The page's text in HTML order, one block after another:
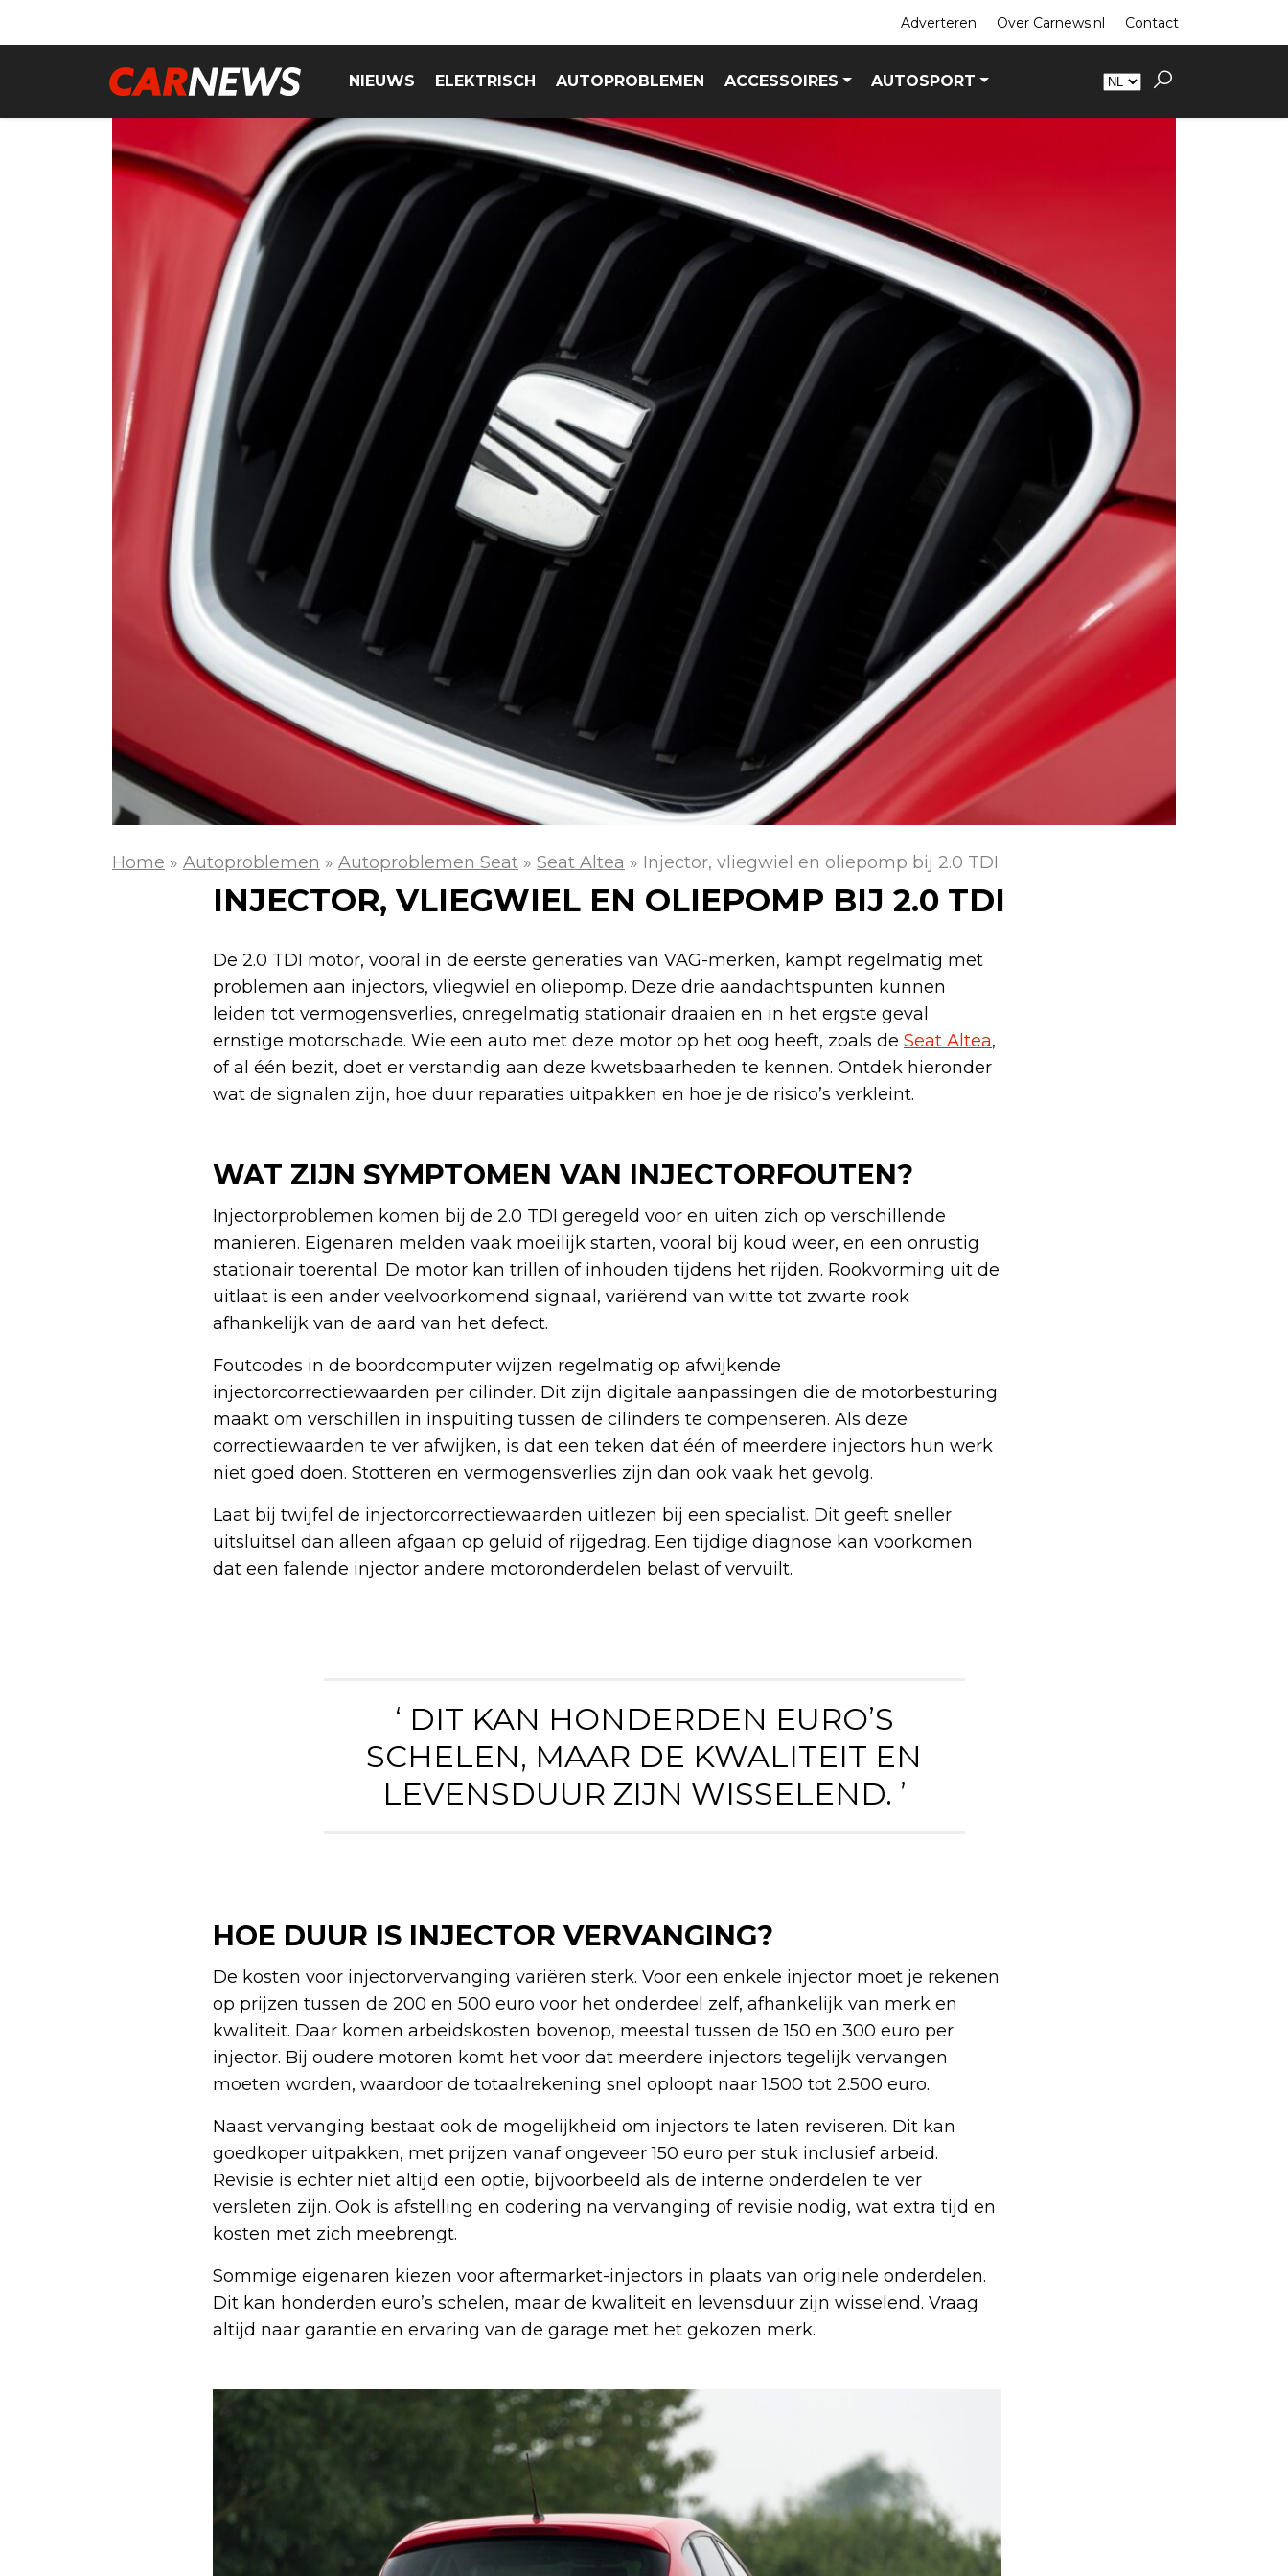
Adverteren Over Carnews.nl Contact
NIEUWS ELEKTRISCH AUTOPROBLEMEN ACCESSOIRES AUTOSPORT
Home » Autoproblemen » Autoproblemen Seat » Seat Altea » Injector, vliegwiel en oliepomp bij 2.0 TDI
INJECTOR, VLIEGWIEL EN OLIEPOMP BIJ 2.0 TDI
De 2.0 TDI motor, vooral in de eerste generaties van VAG-merken, kampt regelmatig met
problemen aan injectors, vliegwiel en oliepomp. Deze drie aandachtspunten kunnen
leiden tot vermogensverlies, onregelmatig stationair draaien en in het ergste geval
ernstige motorschade. Wie een auto met deze motor op het oog heeft, zoals de Seat Altea,
of al één bezit, doet er verstandig aan deze kwetsbaarheden te kennen. Ontdek hieronder
wat de signalen zijn, hoe duur reparaties uitpakken en hoe je de risico’s verkleint.
WAT ZIJN SYMPTOMEN VAN INJECTORFOUTEN?
Injectorproblemen komen bij de 2.0 TDI geregeld voor en uiten zich op verschillende
manieren. Eigenaren melden vaak moeilijk starten, vooral bij koud weer, en een onrustig
stationair toerental. De motor kan trillen of inhouden tijdens het rijden. Rookvorming uit de
uitlaat is een ander veelvoorkomend signaal, variërend van witte tot zwarte rook
afhankelijk van de aard van het defect.
Foutcodes in de boordcomputer wijzen regelmatig op afwijkende
injectorcorrectiewaarden per cilinder. Dit zijn digitale aanpassingen die de motorbesturing
maakt om verschillen in inspuiting tussen de cilinders te compenseren. Als deze
correctiewaarden te ver afwijken, is dat een teken dat één of meerdere injectors hun werk
niet goed doen. Stotteren en vermogensverlies zijn dan ook vaak het gevolg.
Laat bij twijfel de injectorcorrectiewaarden uitlezen bij een specialist. Dit geeft sneller
uitsluitsel dan alleen afgaan op geluid of rijgedrag. Een tijdige diagnose kan voorkomen
dat een falende injector andere motoronderdelen belast of vervuilt.
‘ DIT KAN HONDERDEN EURO’S
SCHELEN, MAAR DE KWALITEIT EN
LEVENSDUUR ZIJN WISSELEND. ’
HOE DUUR IS INJECTOR VERVANGING?
De kosten voor injectorvervanging variëren sterk. Voor een enkele injector moet je rekenen
op prijzen tussen de 200 en 500 euro voor het onderdeel zelf, afhankelijk van merk en
kwaliteit. Daar komen arbeidskosten bovenop, meestal tussen de 150 en 300 euro per
injector. Bij oudere motoren komt het voor dat meerdere injectors tegelijk vervangen
moeten worden, waardoor de totaalrekening snel oploopt naar 1.500 tot 2.500 euro.
Naast vervanging bestaat ook de mogelijkheid om injectors te laten reviseren. Dit kan
goedkoper uitpakken, met prijzen vanaf ongeveer 150 euro per stuk inclusief arbeid.
Revisie is echter niet altijd een optie, bijvoorbeeld als de interne onderdelen te ver
versleten zijn. Ook is afstelling en codering na vervanging of revisie nodig, wat extra tijd en
kosten met zich meebrengt.
Sommige eigenaren kiezen voor aftermarket-injectors in plaats van originele onderdelen.
Dit kan honderden euro’s schelen, maar de kwaliteit en levensduur zijn wisselend. Vraag
altijd naar garantie en ervaring van de garage met het gekozen merk.